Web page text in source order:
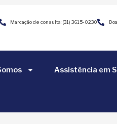
Marcação de consulta: (31) 3615-0230
Assistência em